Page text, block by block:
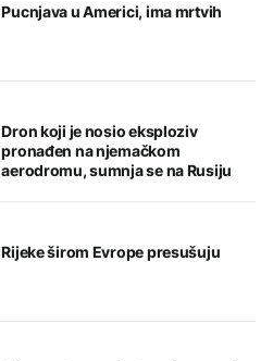
Pucnjava u Americi, ima mrtvih
Dron koji je nosio eksploziv
pronađen na njemačkom
aerodromu, sumnja se na Rusiju
Rijeke širom Evrope presušuju